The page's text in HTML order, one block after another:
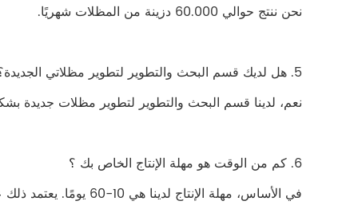
نحن ننتج حوالي 60.000 دزينة من المظلات شهريًا.
5. هل لديك قسم البحث والتطوير لتطوير مظلاتي الجديدة؟
نعم، لدينا قسم البحث والتطوير لتطوير مظلات جديدة
6. كم من الوقت هو مهلة الإنتاج الخاص بك ؟
في الأساس، مهلة الإنتاج لدينا هي 10-60 يومًا. يعتمد ذلك على كمية الطلب ومتطلبات الجودة وما إلى ذلك.